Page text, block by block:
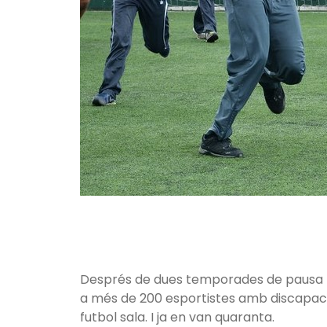
Després de dues temporades de pausa
a més de 200 esportistes amb
futbol sala. I ja en van quaranta.